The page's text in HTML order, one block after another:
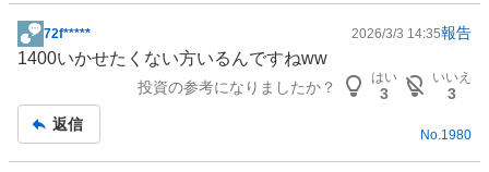
掲
示
事
72f***** 2026/3/3 14:35報告
1400いかせたくない方いるんですねww
投資の参考になりましたか？
はい
3
いいえ
3
返信
No.1980